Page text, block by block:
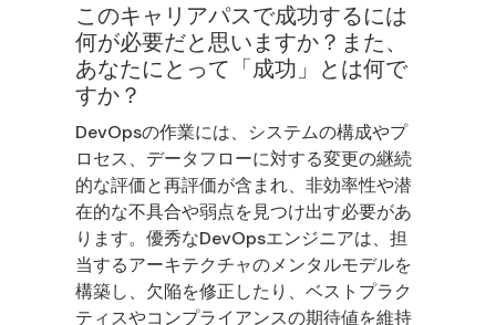
このキャリアパスで成功するには
何が必要だと思いますか？また、
あなたにとって「成功」とは何で
すか？
DevOpsの作業には、システムの構成やプ
ロセス、データフローに対する変更の継続
的な評価と再評価が含まれ、非効率性や潜
在的な不具合や弱点を見つけ出す必要があ
ります。優秀なDevOpsエンジニアは、担
当するアーキテクチャのメンタルモデルを
構築し、欠陥を修正したり、ベストプラク
ティスやコンプライアンスの期待値を維持